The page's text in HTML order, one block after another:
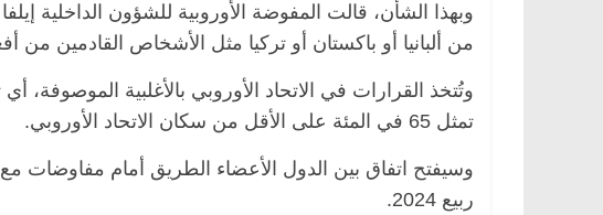
وبهذا الشأن، قالت المفوضة الأوروبية للشؤون الداخلية
من ألبانيا أو باكستان أو تركيا مثل الأشخاص القادمين من
تمثل 65 في المئة على الأقل من سكان الاتحاد الأوروبي.
وسيفتح اتفاق بين الدول الأعضاء الطريق أمام مفاوضات مع
ربيع 2024.